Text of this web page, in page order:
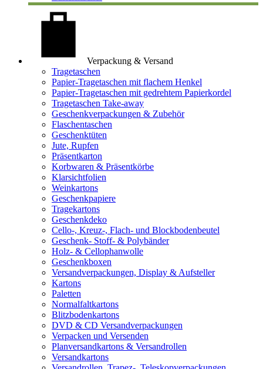
Verpackung & Versand
Tragetaschen
Papier-Tragetaschen mit flachem Henkel
Papier-Tragetaschen mit gedrehtem Papierkordel
Tragetaschen Take-away
Geschenkverpackungen & Zubehör
Flaschentaschen
Geschenktüten
Jute, Rupfen
Präsentkarton
Korbwaren & Präsentkörbe
Klarsichtfolien
Weinkartons
Geschenkpapiere
Tragekartons
Geschenkdeko
Cello-, Kreuz-, Flach- und Blockbodenbeutel
Geschenk- Stoff- & Polybänder
Holz- & Cellophanwolle
Geschenkboxen
Versandverpackungen, Display & Aufsteller
Kartons
Paletten
Normalfaltkartons
Blitzbodenkartons
DVD & CD Versandverpackungen
Verpacken und Versenden
Planversandkartons & Versandrollen
Versandkartons